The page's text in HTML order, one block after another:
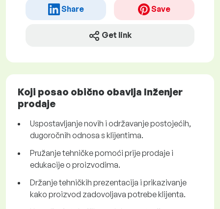
Share Save
Get link
Koji posao obično obavlja Inženjer
prodaje
Uspostavljanje novih i održavanje postojećih,
dugoročnih odnosa s klijentima.
Pružanje tehničke pomoći prije prodaje i
edukacije o proizvodima.
Držanje tehničkih prezentacija i prikazivanje
kako proizvod zadovoljava potrebe klijenta.